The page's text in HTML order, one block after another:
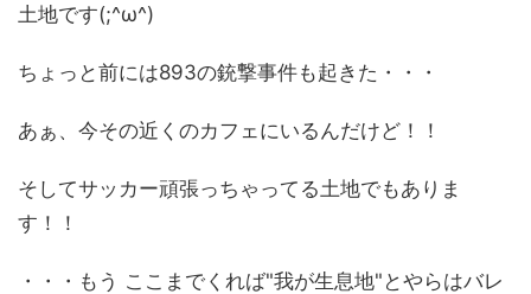
土地です(;^ω^)
ちょっと前には893の銃撃事件も起きた・・・
あぁ、今その近くのカフェにいるんだけど！！
そしてサッカー頑張っちゃってる土地でもありま
す！！
・・・もう ここまでくれば"我が生息地"とやらはバレ